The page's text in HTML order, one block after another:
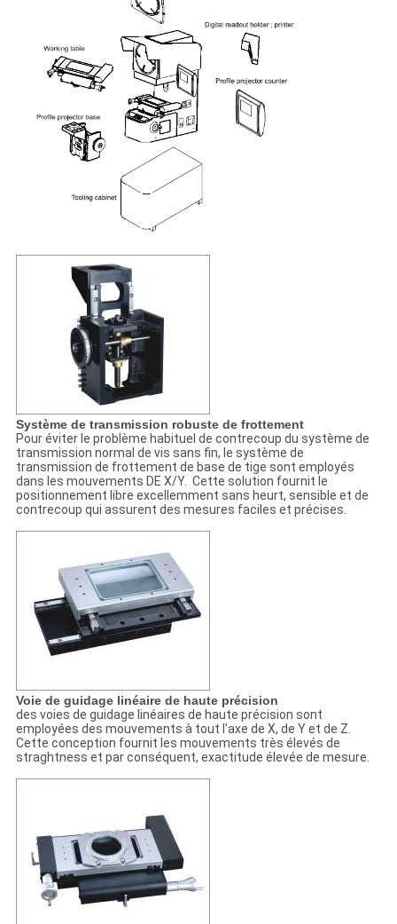
Système de transmission robuste de frottement
Pour éviter le problème habituel de contrecoup du système de
transmission normal de vis sans fin, le système de
transmission de frottement de base de tige sont employés
dans les mouvements DE X/Y. Cette solution fournit le
positionnement libre excellemment sans heurt, sensible et de
contrecoup qui assurent des mesures faciles et précises.
Voie de guidage linéaire de haute précision
des voies de guidage linéaires de haute précision sont
employées des mouvements à tout l'axe de X, de Y et de Z.
Cette conception fournit les mouvements très élevés de
straghtness et par conséquent, exactitude élevée de mesure.